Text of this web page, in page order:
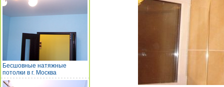
Бесшовные натяжные
потолки в г. Москва